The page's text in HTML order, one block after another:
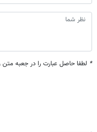
* لطفا حاصل عبارت را در جعبه متن